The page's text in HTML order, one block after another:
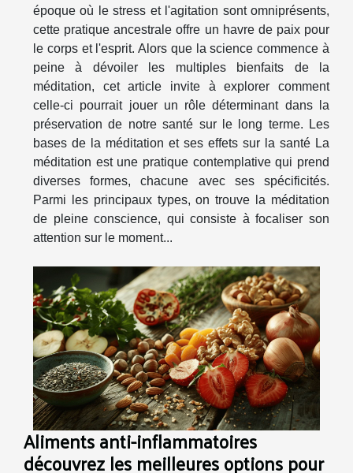
époque où le stress et l'agitation sont omniprésents,
cette pratique ancestrale offre un havre de paix pour
le corps et l'esprit. Alors que la science commence à
peine à dévoiler les multiples bienfaits de la
méditation, cet article invite à explorer comment
celle-ci pourrait jouer un rôle déterminant dans la
préservation de notre santé sur le long terme. Les
bases de la méditation et ses effets sur la santé La
méditation est une pratique contemplative qui prend
diverses formes, chacune avec ses spécificités.
Parmi les principaux types, on trouve la méditation
de pleine conscience, qui consiste à focaliser son
attention sur le moment...
Aliments anti-inflammatoires
découvrez les meilleures options pour